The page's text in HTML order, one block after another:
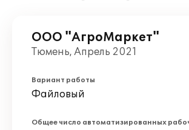
ООО "АгроМаркет"
Тюмень, Апрель 2021
Вариант работы
Файловый
Общее число автоматизированных